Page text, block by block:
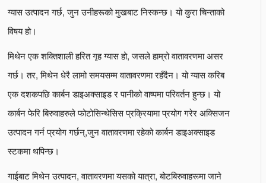
ग्यास उत्पादन गर्छ, जुन उनीहरूको मुखबाट निस्कन्छ। यो कुरा चिन्ताको
विषय हो।
मिथेन एक शक्तिशाली हरित गृह ग्यास हो, जसले हाम्रो वातावरणमा असर
गर्छ। तर, मिथेन धेरै लामो समयसम्म वातावरणमा रहँदैन। यो ग्यास करिब
एक दशकपछि कार्बन डाइअक्साइड र पानीको वाष्पमा परिवर्तन हुन्छ। यो
कार्बन फेरि बिरुवाहरुले फोटोसिन्थेसिस प्रक्रियामा प्रयोग गरेर अक्सिजन
उत्पादन गर्न प्रयोग गर्छन्,जुन वातावरणमा रहेको कार्बन डाइअक्साइड
स्टकमा थपिन्छ।
गाईबाट मिथेन उत्पादन, वातावरणमा यसको यात्रा, बोटबिरुवाहरूमा जाने